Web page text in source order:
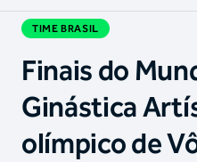
TIME BRASIL
Finais do
Ginástica
olímpico de